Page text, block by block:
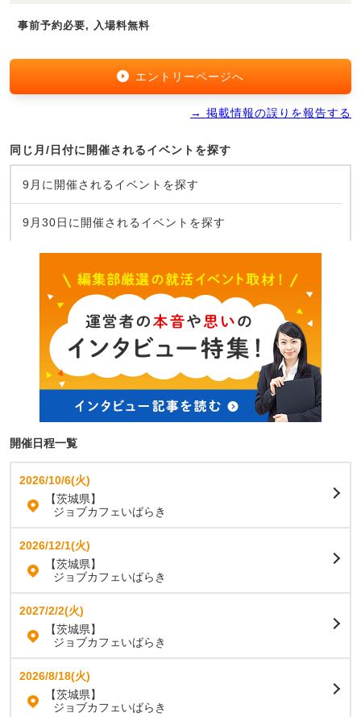
事前予約必要, 入場料無料
エントリーページへ
→ 掲載情報の誤りを報告する
同じ月/日付に開催されるイベントを探す
9月に開催されるイベントを探す
9月30日に開催されるイベントを探す
開催日程一覧
2026/10/6(火)
【茨城県】
ジョブカフェいばらき
2026/12/1(火)
【茨城県】
ジョブカフェいばらき
2027/2/2(火)
【茨城県】
ジョブカフェいばらき
2026/8/18(火)
【茨城県】
ジョブカフェいばらき